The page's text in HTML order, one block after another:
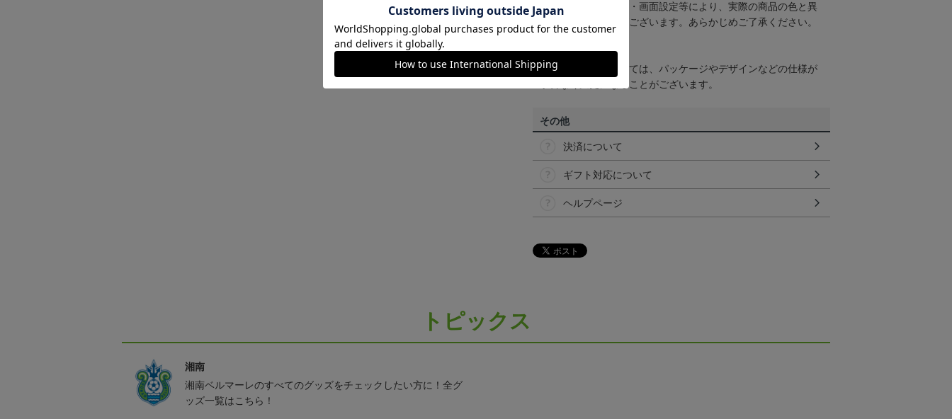
ンのメーカー・機種・画面設定等により、実際の商品の色と異
なって見える場合がございます。あらかじめご了承ください。
【仕様について】
取り扱い商品によっては、パッケージやデザインなどの仕様が
予告なく変更になることがございます。
その他
決済について
ギフト対応について
ヘルプページ
トピックス
湘南
湘南ベルマーレのすべてのグッズをチェックしたい方に！全グ
ッズ一覧はこちら！